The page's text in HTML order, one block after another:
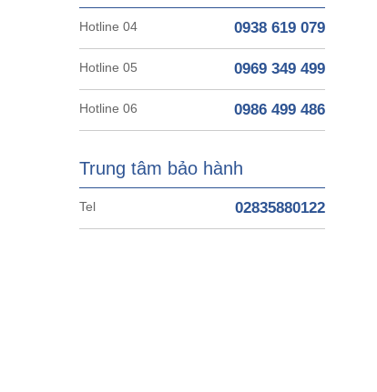
Hotline 04 0938 619 079
Hotline 05 0969 349 499
Hotline 06 0986 499 486
Trung tâm bảo hành
Tel 02835880122